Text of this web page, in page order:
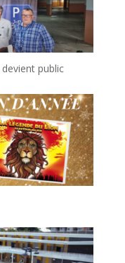
public